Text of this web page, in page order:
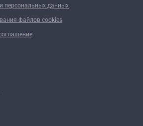
персональных данных
файлов cookies